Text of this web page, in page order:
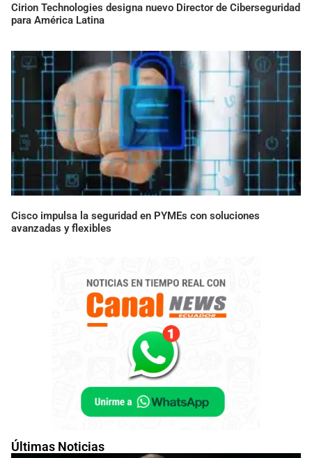
Últimas Noticias
Cirion Technologies designa nuevo Director de Ciberseguridad
para América Latina
Cisco impulsa la seguridad en PYMEs con soluciones
avanzadas y flexibles